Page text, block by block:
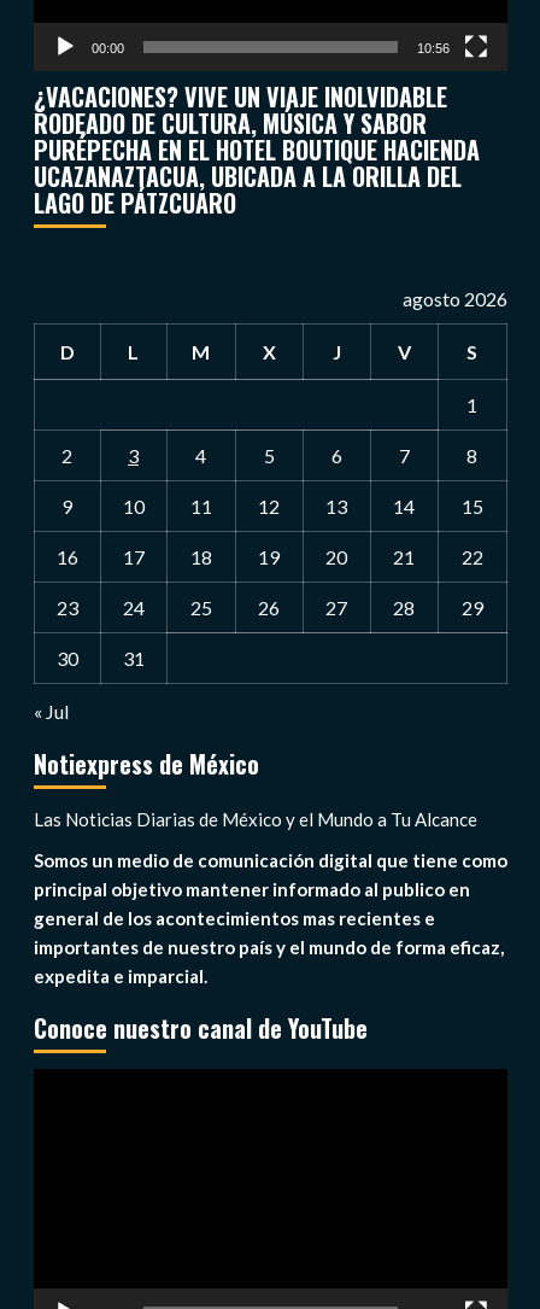
00:00 10:56
¿VACACIONES? VIVE UN VIAJE INOLVIDABLE
RODEADO DE CULTURA, MÚSICA Y SABOR
PURÉPECHA EN EL HOTEL BOUTIQUE HACIENDA
UCAZANAZTACUA, UBICADA A LA ORILLA DEL
LAGO DE PÁTZCUARO
agosto 2026
D L M X J V S
1
2 3 4 5 6 7 8
9 10 11 12 13 14 15
16 17 18 19 20 21 22
23 24 25 26 27 28 29
30 31
« Jul
Notiexpress de México
Las Noticias Diarias de México y el Mundo a Tu Alcance
Somos un medio de comunicación digital que tiene como
principal objetivo mantener informado al publico en
general de los acontecimientos mas recientes e
importantes de nuestro país y el mundo de forma eficaz,
expedita e imparcial.
Conoce nuestro canal de YouTube